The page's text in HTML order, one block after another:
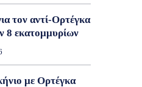
τον αντί-Ορτέγκα
8 εκατομμυρίων
με Ορτέγκα